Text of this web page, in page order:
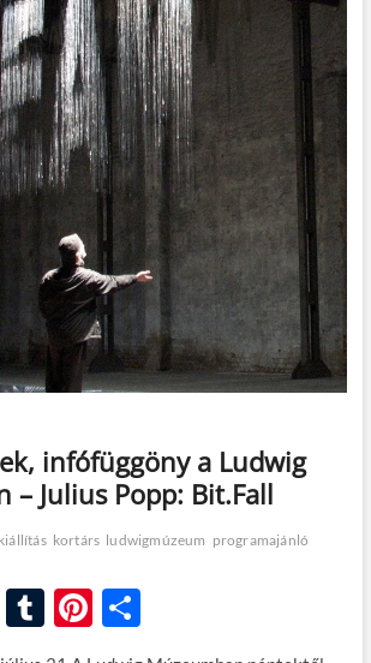
n
infófüggöny a Ludwig
– Julius Popp: Bit.Fall
kiállítás kortárs ludwigmúzeum programajánló
m
T
u
Pi
nt
O
ss